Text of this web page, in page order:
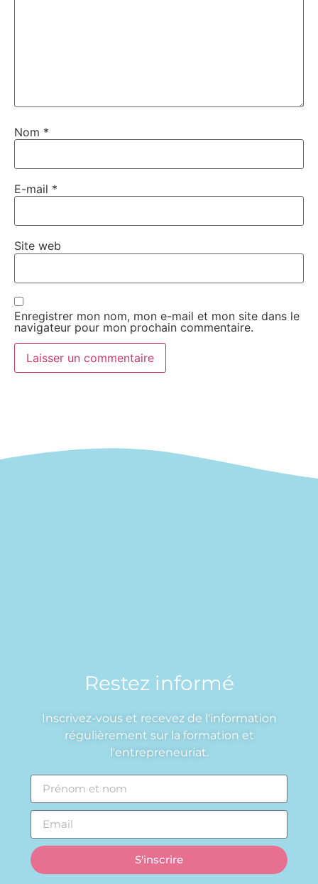
Nom *
E-mail *
Site web
Enregistrer mon nom, mon e-mail et mon site dans le
navigateur pour mon prochain commentaire.
Restez informé
Inscrivez-vous et recevez de l'information
régulièrement sur la formation et
l'entrepreneuriat.
S'inscrire